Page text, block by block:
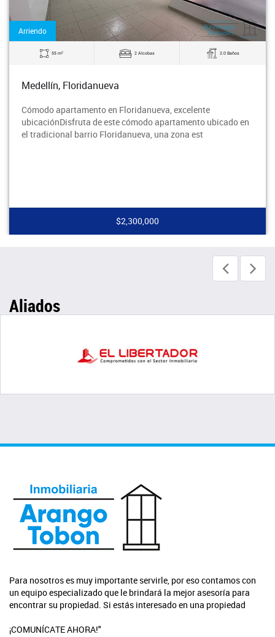
Arriendo
55 m2 2 Alcobas 2.0 Baños
Medellín, Floridanueva
Cómodo apartamento en Floridanueva, excelente
ubicaciónDisfruta de este cómodo apartamento ubicado en
el tradicional barrio Floridanueva, una zona est
$2,300,000
Aliados
Para nosotros es muy importante servirle, por eso contamos con
un equipo especializado que le brindará la mejor asesoría para
encontrar su propiedad. Si estás interesado en una propiedad
¡COMUNÍCATE AHORA!"